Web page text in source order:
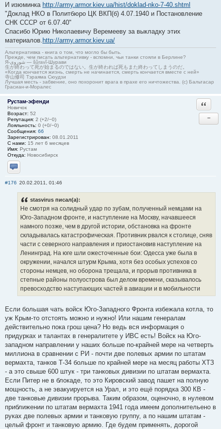
И изюминка http://army.armor.kiev.ua/hist/doklad-nko-7-40.shtml
"Доклад НКО в Политбюро ЦК ВКП(б) 4.07.1940 и Постановление
СНК СССР от 6.07.40"
Спасибо Юрию Николаевичу Веремееву за выкладку этих
материалов. http://army.armor.kiev.ua/
Альтернативка - книга о том, что могло бы быть.
Прежде, чем писать альтернативку - вспомни, чьи танки стояли в Берлине?
Я-شوروی — šûravî-Шурави
生が終わって死が始まるのではない。生が終われば死もまた終わってしまうのだ。
«Когда кончается жизнь, смерть не начинается, смерть кончается вместе с ней»
寺山修司 Тэраяма Сюудзи
Лучшая месть - забвение, оно похоронит врага в прахе его ничтожества. (с) Бальтасар
Грасиан-и-Моралес
Рустам-эфенди
Новичок
Возраст: 52
Репутация: 2 (+2/−0)
Лояльность: 0 (+0/−0)
Сообщения: 66
Зарегистрирован: 08.01.2011
С нами: 15 лет 6 месяцев
Имя: Рустам
Откуда: Новосибирск
Отправить личное сообщение
−
#176 20.02.2011, 01:46
stasvirus писал(а):
Не смотря на солидный удар по зубам, полученный немцами на
Юго-Западном фронте, и наступление на Москву, начавшееся
намного позже, чем в другой истории, обстановка на фронте
складывалась катастрофическая. Противник рвался к столице, сняв
части с северного направления и приостановив наступление на
Ленинград. На юге шли ожесточенные бои: Одесса уже была в
окружении, начался штурм Крыма, хотя без особых успехов со
стороны немцев, но оборона трещала, и прорыв противника в
степные районы полуострова был делом времени, сказывалось
превосходство наступающих частей в авиации и в мобильности
Если большая чать войск Юго-Западного Фронта избежала котла, то
уж Крым-то отстоять можно и нужно! Или нашим генералам
действительно пока грош цена? Но ведь вся информация о
придурках и талантах в генералитете у ИВС есть! Войск на Юго-
западном направлении у наших больше по-крайней мере на четверть
миллиона в сравнении с РИ - почти две полевых армии по штатам
вермахта, танков Т-34 больше по крайней мере на месяц работы ХТЗ
- а это свыше 600 штук - три танковых дивизии по штатам вермахта.
Если Питер не в блокаде, то это Кировский завод пашет на полную
мощность, а не эвакуируется на Урал, и это ещё порядка 300 КВ -
две танковые дивизии прорыва. Таким образом, оценочно, в нулевом
приближении по штатам вермахта 1941 года имеем дополнительено в
руках две полевых армии и танковую группу, а по нашим штатам -
целый фронт и танковую армию. Где будем применять, дорогой